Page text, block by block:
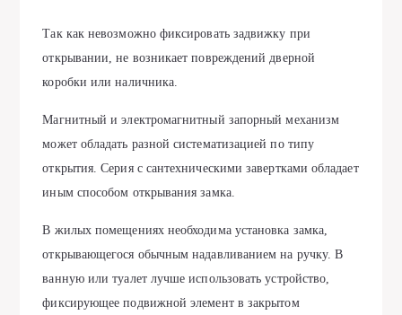
Так как невозможно фиксировать задвижку при
открывании, не возникает повреждений дверной
коробки или наличника.
Магнитный и электромагнитный запорный механизм
может обладать разной систематизацией по типу
открытия. Серия с сантехническими завертками обладает
иным способом открывания замка.
В жилых помещениях необходима установка замка,
открывающегося обычным надавливанием на ручку. В
ванную или туалет лучше использовать устройство,
фиксирующее подвижной элемент в закрытом